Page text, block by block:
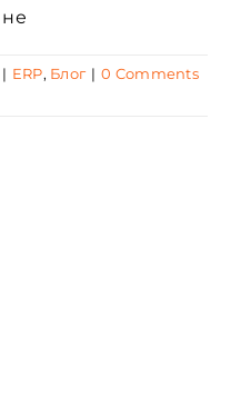
не
| ERP, Блог | 0 Comments